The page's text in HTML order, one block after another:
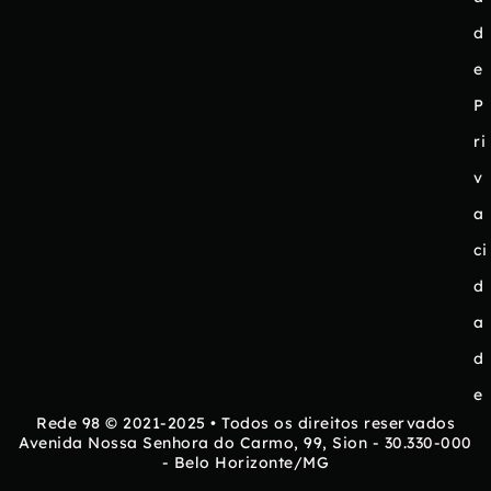
d
e
P
ri
v
a
ci
d
a
d
e
Rede 98 © 2021-2025 • Todos os direitos reservados
Avenida Nossa Senhora do Carmo, 99, Sion - 30.330-000
- Belo Horizonte/MG